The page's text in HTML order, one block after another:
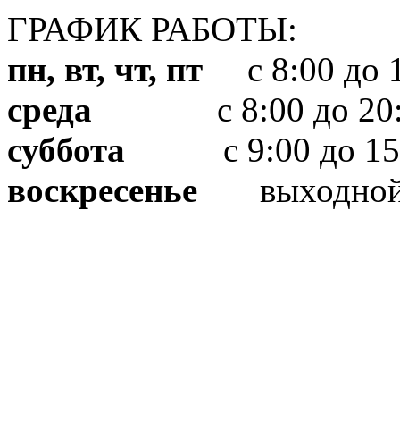
ГРАФИК РАБОТЫ:
пн, вт, чт, пт с 8:00 до
среда с 8:00 до
суббота с 9:00 до
воскресенье